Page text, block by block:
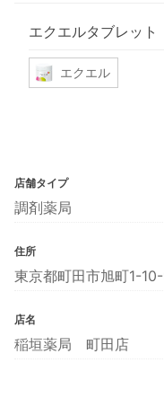
エクエルタブレット
エクエル
店舗タイプ
調剤薬局
住所
東京都町田市旭町1-
店名
稲垣薬局 町田店